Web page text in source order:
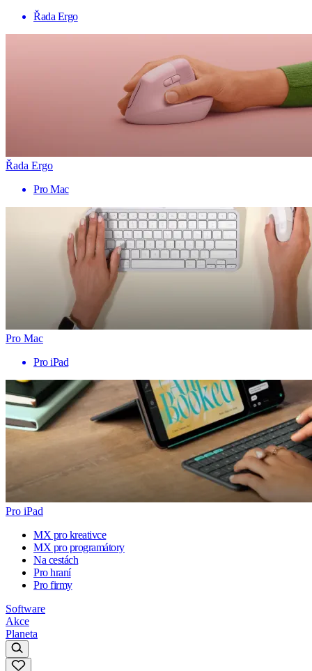
Řada Ergo
Řada Ergo
Pro Mac
Pro Mac
Pro iPad
Pro iPad
MX pro kreativce
MX pro programátory
Na cestách
Pro hraní
Pro firmy
Software
Akce
Planeta